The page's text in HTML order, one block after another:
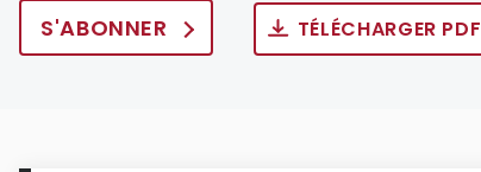
S'ABONNER TÉLÉCHARGER PDF